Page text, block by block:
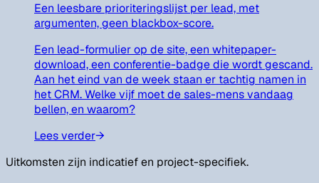
Een leesbare prioriteringslijst per lead, met
argumenten, geen blackbox-score.
Een lead-formulier op de site, een whitepaper-
download, een conferentie-badge die wordt gescand.
Aan het eind van de week staan er tachtig namen in
het CRM. Welke vijf moet de sales-mens vandaag
bellen, en waarom?
Lees verder→
Uitkomsten zijn indicatief en project-specifiek.